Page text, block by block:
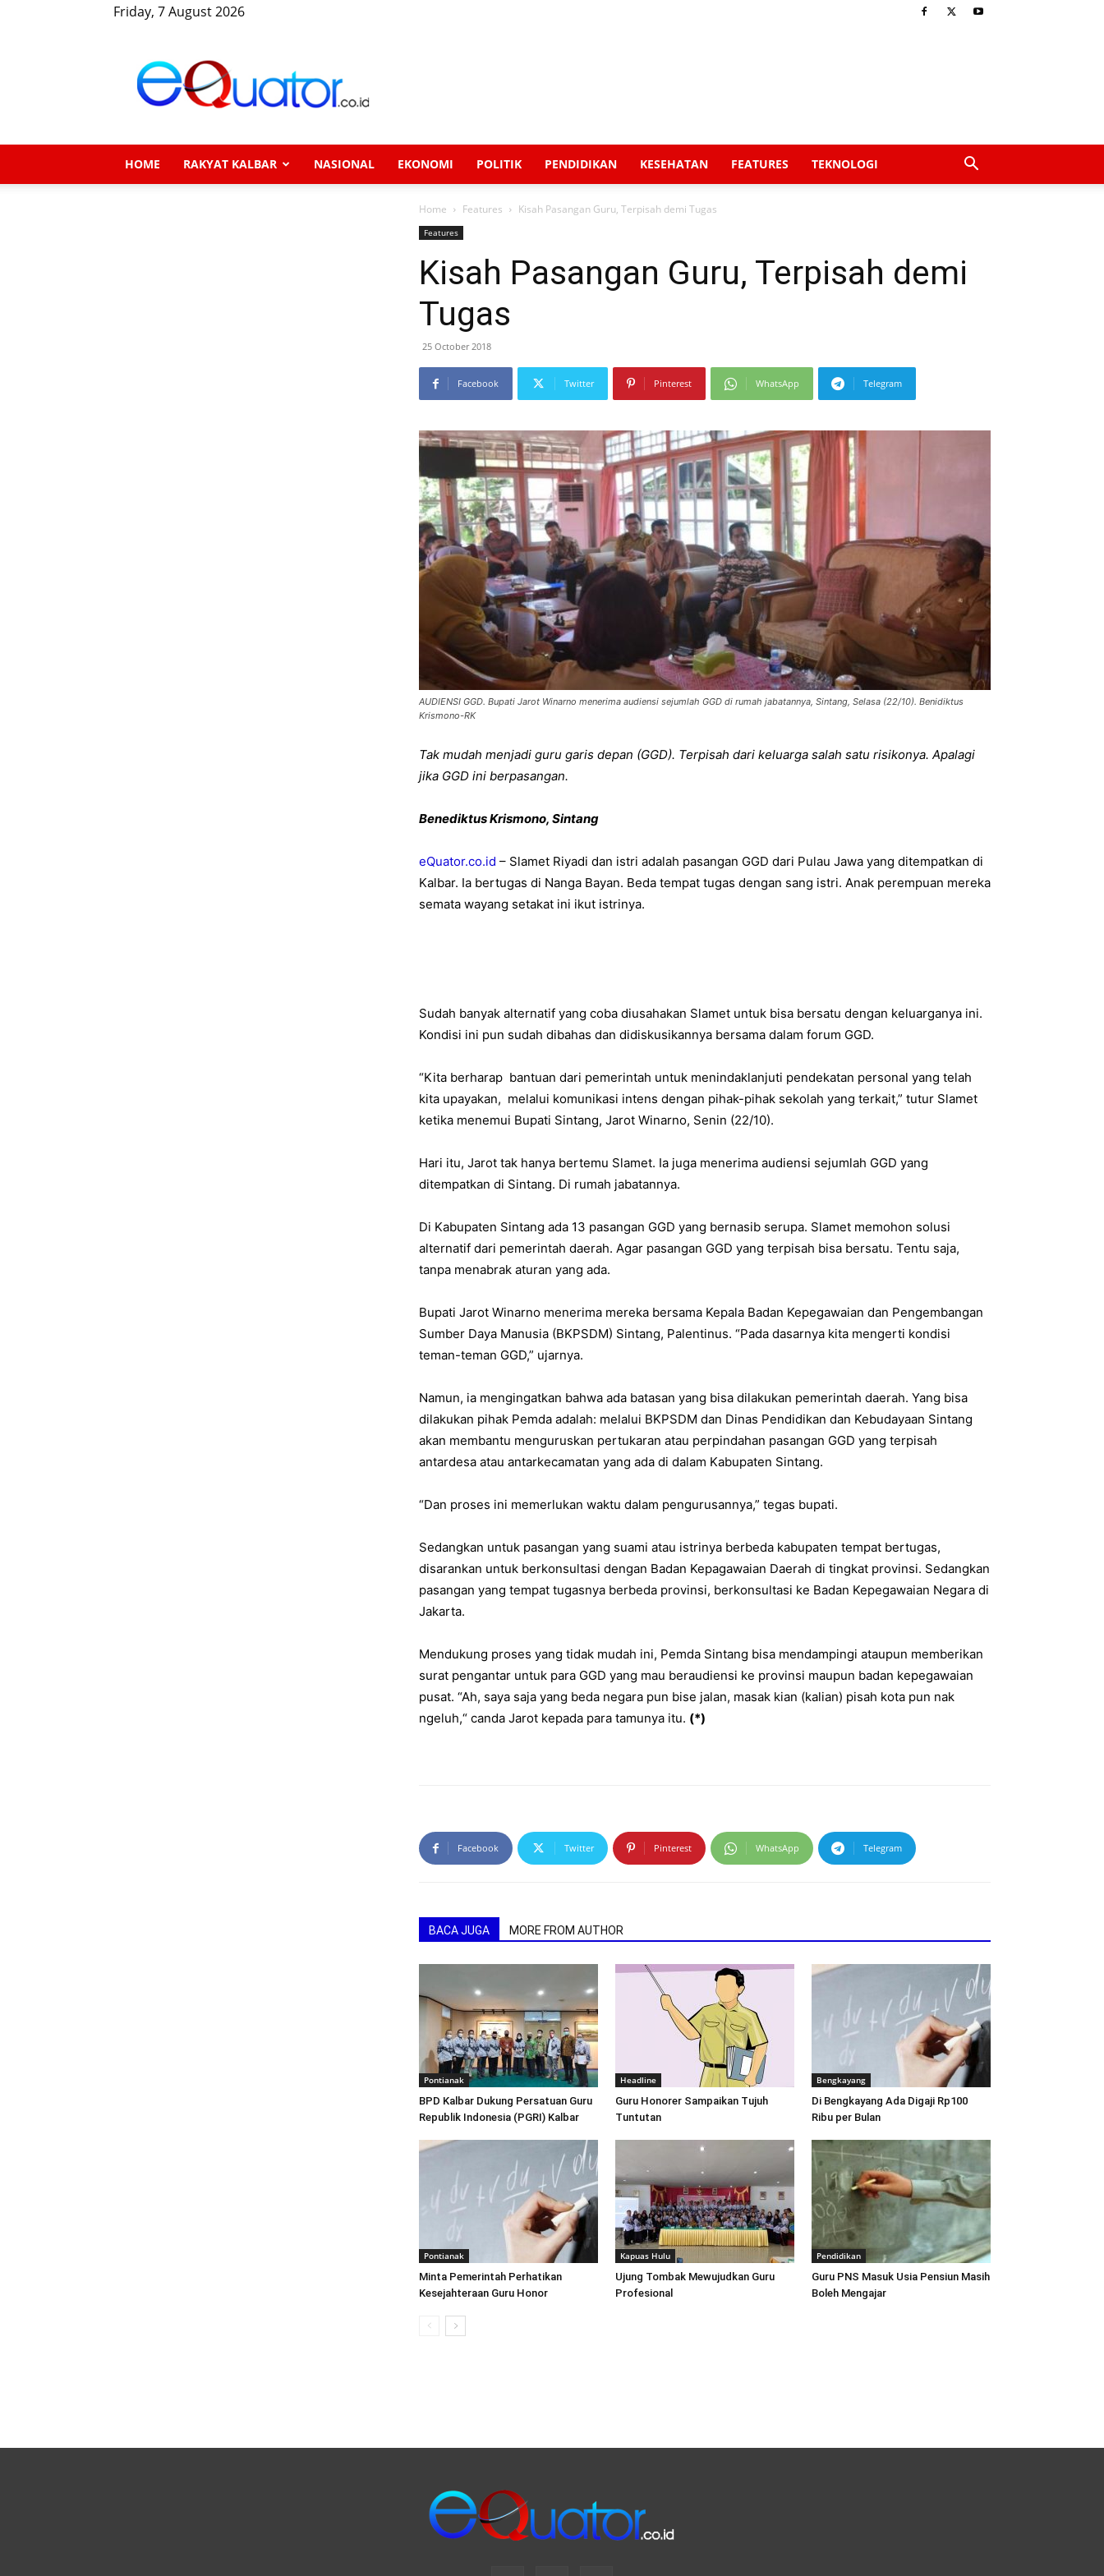
Friday, 7 August 2026
HOME RAKYAT KALBAR NASIONAL EKONOMI POLITIK PENDIDIKAN KESEHATAN FEATURES TEKNOLOGI
Home Features Kisah Pasangan Guru, Terpisah demi Tugas
Features
Kisah Pasangan Guru, Terpisah demi
Tugas
25 October 2018
Facebook Twitter Pinterest WhatsApp Telegram
AUDIENSI GGD. Bupati Jarot Winarno menerima audiensi sejumlah GGD di rumah jabatannya, Sintang, Selasa (22/10). Benidiktus
Krismono-RK
Tak mudah menjadi guru garis depan (GGD). Terpisah dari keluarga salah satu risikonya. Apalagi
jika GGD ini berpasangan.
Benediktus Krismono, Sintang
eQuator.co.id – Slamet Riyadi dan istri adalah pasangan GGD dari Pulau Jawa yang ditempatkan di
Kalbar. Ia bertugas di Nanga Bayan. Beda tempat tugas dengan sang istri. Anak perempuan mereka
semata wayang setakat ini ikut istrinya.
Sudah banyak alternatif yang coba diusahakan Slamet untuk bisa bersatu dengan keluarganya ini.
Kondisi ini pun sudah dibahas dan didiskusikannya bersama dalam forum GGD.
“Kita berharap bantuan dari pemerintah untuk menindaklanjuti pendekatan personal yang telah
kita upayakan, melalui komunikasi intens dengan pihak-pihak sekolah yang terkait,” tutur Slamet
ketika menemui Bupati Sintang, Jarot Winarno, Senin (22/10).
Hari itu, Jarot tak hanya bertemu Slamet. Ia juga menerima audiensi sejumlah GGD yang
ditempatkan di Sintang. Di rumah jabatannya.
Di Kabupaten Sintang ada 13 pasangan GGD yang bernasib serupa. Slamet memohon solusi
alternatif dari pemerintah daerah. Agar pasangan GGD yang terpisah bisa bersatu. Tentu saja,
tanpa menabrak aturan yang ada.
Bupati Jarot Winarno menerima mereka bersama Kepala Badan Kepegawaian dan Pengembangan
Sumber Daya Manusia (BKPSDM) Sintang, Palentinus. “Pada dasarnya kita mengerti kondisi
teman-teman GGD,” ujarnya.
Namun, ia mengingatkan bahwa ada batasan yang bisa dilakukan pemerintah daerah. Yang bisa
dilakukan pihak Pemda adalah: melalui BKPSDM dan Dinas Pendidikan dan Kebudayaan Sintang
akan membantu menguruskan pertukaran atau perpindahan pasangan GGD yang terpisah
antardesa atau antarkecamatan yang ada di dalam Kabupaten Sintang.
“Dan proses ini memerlukan waktu dalam pengurusannya,” tegas bupati.
Sedangkan untuk pasangan yang suami atau istrinya berbeda kabupaten tempat bertugas,
disarankan untuk berkonsultasi dengan Badan Kepagawaian Daerah di tingkat provinsi. Sedangkan
pasangan yang tempat tugasnya berbeda provinsi, berkonsultasi ke Badan Kepegawaian Negara di
Jakarta.
Mendukung proses yang tidak mudah ini, Pemda Sintang bisa mendampingi ataupun memberikan
surat pengantar untuk para GGD yang mau beraudiensi ke provinsi maupun badan kepegawaian
pusat. “Ah, saya saja yang beda negara pun bise jalan, masak kian (kalian) pisah kota pun nak
ngeluh,“ canda Jarot kepada para tamunya itu. (*)
Facebook Twitter Pinterest WhatsApp Telegram
BACA JUGA MORE FROM AUTHOR
Pontianak
BPD Kalbar Dukung Persatuan Guru
Republik Indonesia (PGRI) Kalbar
Headline
Guru Honorer Sampaikan Tujuh
Tuntutan
Bengkayang
Di Bengkayang Ada Digaji Rp100
Ribu per Bulan
Pontianak
Minta Pemerintah Perhatikan
Kesejahteraan Guru Honor
Kapuas Hulu
Ujung Tombak Mewujudkan Guru
Profesional
Pendidikan
Guru PNS Masuk Usia Pensiun Masih
Boleh Mengajar